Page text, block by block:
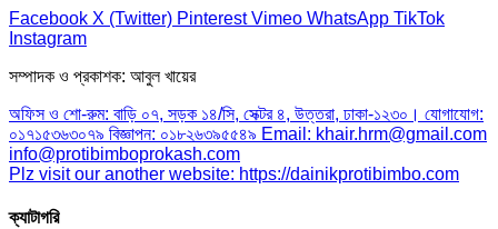
Facebook X (Twitter) Pinterest Vimeo WhatsApp TikTok
Instagram
সম্পাদক ও প্রকাশক: আবুল খায়ের
অফিস ও শো-রুম: বাড়ি ০৭, সড়ক ১৪/সি, সেক্টর ৪, উত্তরা, ঢাকা-১২৩০। যোগাযোগ:
০১৭১৫৩৬৩০৭৯ বিজ্ঞাপন: ০১৮২৬৩৯৫৫৪৯ Email: khair.hrm@gmail.com
info@protibimboprokash.com
Plz visit our another website: https://dainikprotibimbo.com
ক্যাটাগরি